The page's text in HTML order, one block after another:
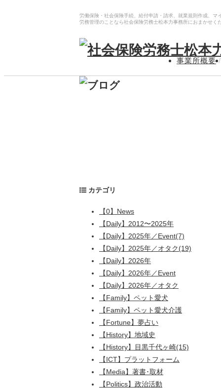
労働保険・社会保険手続、給付申請・請求、就業規則作成、マ
労務管理のことなら社会保険労務士松本力事務所におまかせく
事業所概要 /
カテゴリ
【0】News
【Daily】2012〜2025年
【Daily】2025年／Event(7)
【Daily】2025年／オタク(19)
【Daily】2026年
【Daily】2026年／Event
【Daily】2026年／オタク
【Family】ペット愛犬
【Family】ペット愛犬介護
【Fortune】夢占い
【History】地域史
【History】目黒千代ヶ崎(15)
【ICT】プラットフォーム
【Media】著書･取材
【Politics】政治活動